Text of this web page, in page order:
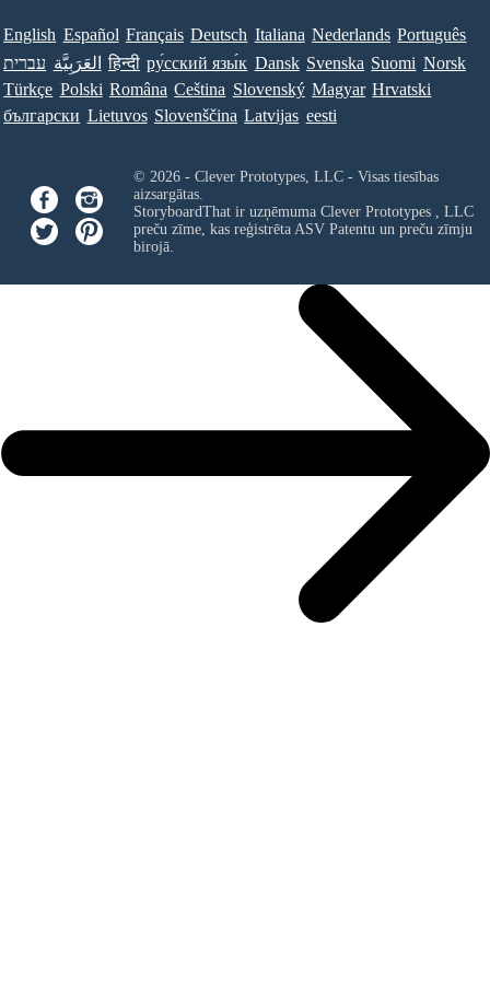
English Español Français Deutsch Italiana Nederlands Português
עברית العَرَبِيَّة हिन्दी ру́сский язы́к Dansk Svenska Suomi Norsk
Türkçe Polski Româna Ceština Slovenský Magyar Hrvatski
български Lietuvos Slovenščina Latvijas eesti
© 2026 - Clever Prototypes, LLC - Visas tiesības
aizsargātas.
StoryboardThat ir uzņēmuma Clever Prototypes , LLC
preču zīme, kas reģistrēta ASV Patentu un preču zīmju
birojā.